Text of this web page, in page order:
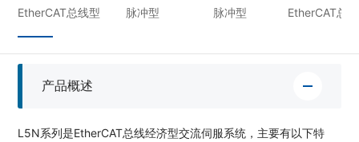
EtherCAT总线型 脉冲型 脉冲型 EtherCAT总
产品概述
L5N系列是EtherCAT总线经济型交流伺服系统，主要有以下特